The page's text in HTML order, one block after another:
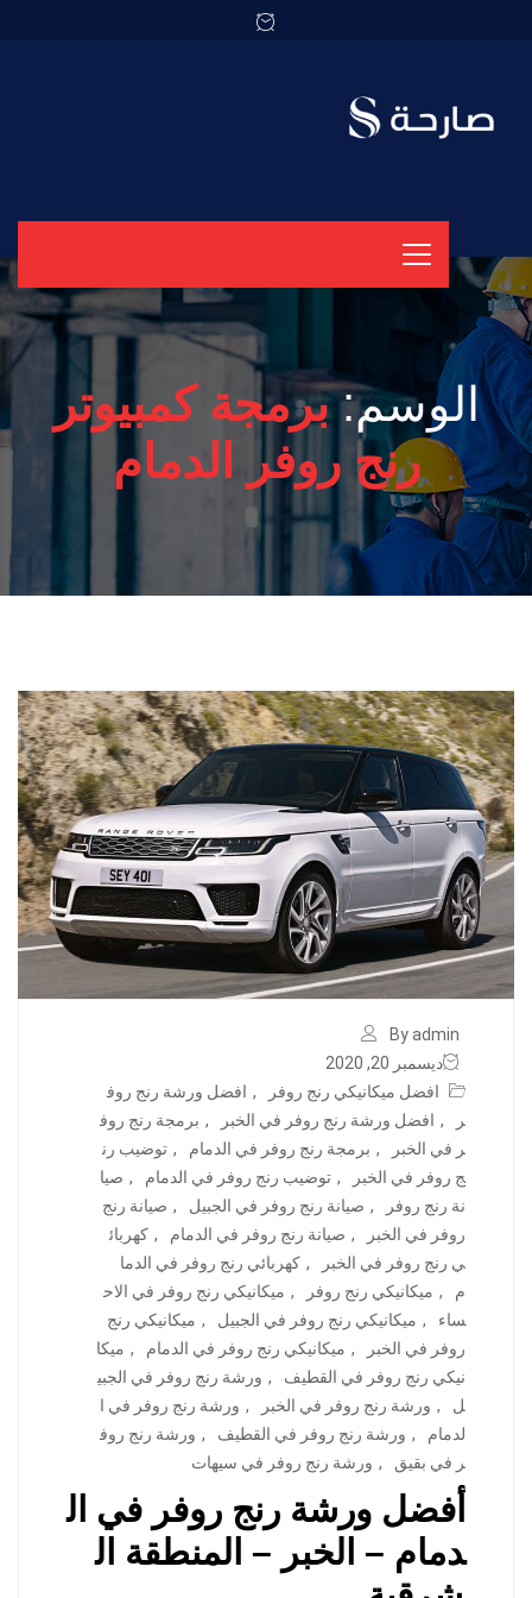
الوسم:برمجة كمبيوتر
رنج روفر الدمام
By admin
ديسمبر 20, 2020
افضل ميكانيكي رنج روفر
, افضل ورشة رنج روف
ر
, افضل ورشة رنج روفر في الخبر , برمجة رنج روف
ر في الخبر
, برمجة رنج روفر في الدمام , توضيب رن
ج روفر في الخبر
, توضيب رنج روفر في الدمام , صيا
نة رنج روفر
, صيانة رنج روفر في الجبيل , صيانة رنج
روفر في الخبر
, صيانة رنج روفر في الدمام , كهربائ
ي رنج روفر في الخبر
, كهربائي رنج روفر في الدما
م
, ميكانيكي رنج روفر , ميكانيكي رنج روفر في الاح
ساء
, ميكانيكي رنج روفر في الجبيل , ميكانيكي رنج
روفر في الخبر
, ميكانيكي رنج روفر في الدمام , ميكا
نيكي رنج روفر في القطيف
, ورشة رنج روفر في الجبي
ل
, ورشة رنج روفر في الخبر , ورشة رنج روفر في ا
لدمام
, ورشة رنج روفر في القطيف , ورشة رنج روف
ر في بقيق
, ورشة رنج روفر في سيهات
أفضل ورشة رنج روفر في ال
دمام – الخبر – المنطقة ال